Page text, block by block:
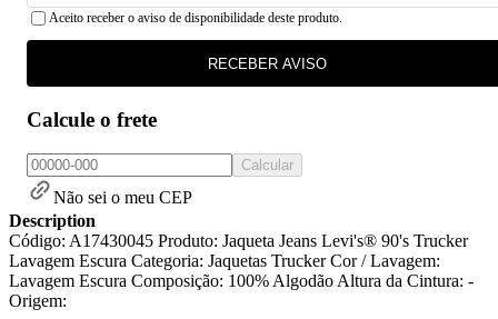
Aceito receber o aviso de disponibilidade deste produto.
RECEBER AVISO
Calcule o frete
Calcular
Não sei o meu CEP
Description
Código: A17430045 Produto: Jaqueta Jeans Levi's® 90's Trucker
Lavagem Escura Categoria: Jaquetas Trucker Cor / Lavagem:
Lavagem Escura Composição: 100% Algodão Altura da Cintura: -
Origem: